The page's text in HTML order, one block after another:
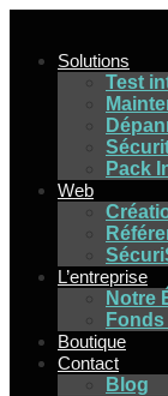
contenuSolutions
Test
Pack
Web
L’entreprise
Notre
Boutique
Contact
Blog